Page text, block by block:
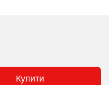
Купити